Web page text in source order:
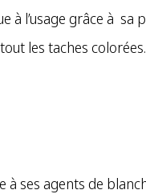
à l’usage grâce à sa
les taches
à ses agents de